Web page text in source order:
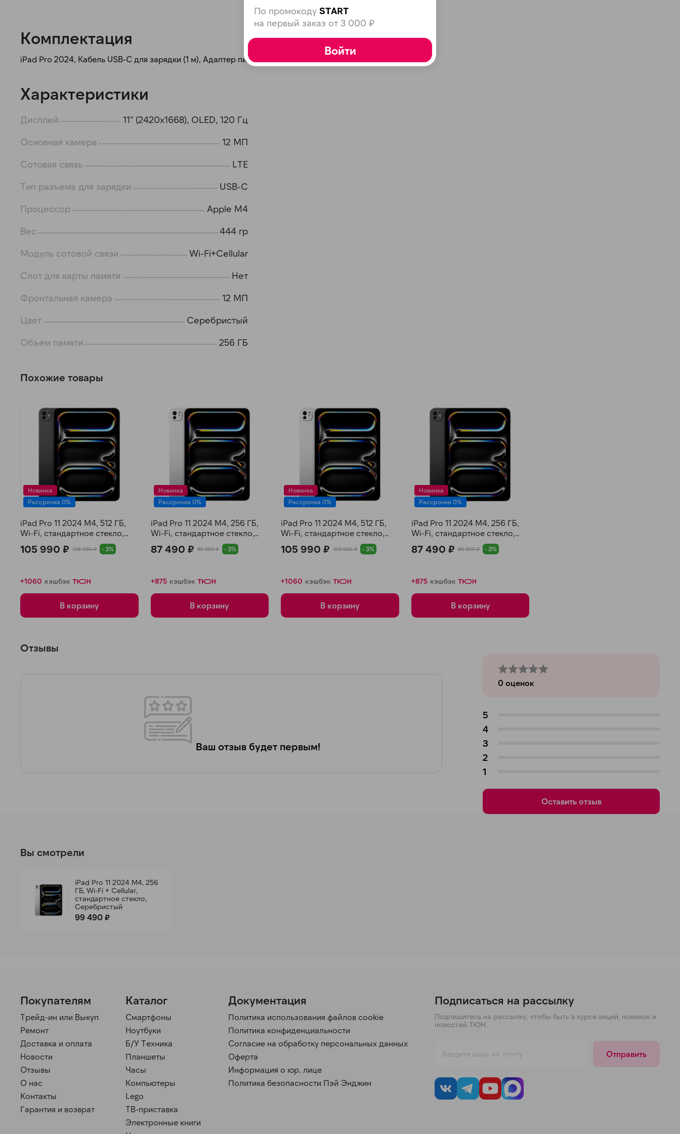
Комплектация
iPad Pro 2024, Кабель USB-C для зарядки (1 м), Адаптер питания USB-C мощностью 20 Вт
Характеристики
Дисплей
11" (2420x1668), OLED, 120 Гц
Основная камера
12 МП
Сотовая связь
LTE
Тип разъема для зарядки
USB-C
Процессор
Apple M4
Вес
444 гр
Модуль сотовой связи
Wi-Fi+Cellular
Слот для карты памяти
Нет
Фронтальная камера
12 МП
Цвет
Серебристый
Объем памяти
256 ГБ
Похожие товары
Новинка
Рассрочка 0%
iPad Pro 11 2024 M4, 512 ГБ,
Wi-Fi, стандартное стекло,
105 990 ₽ 108 990 ₽ - 3%
+1060 кэшбэк
В корзину
Новинка
Рассрочка 0%
iPad Pro 11 2024 M4, 256 ГБ,
Wi-Fi, стандартное стекло,
87 490 ₽ 89 990 ₽ - 3%
+875 кэшбэк
В корзину
Новинка
Рассрочка 0%
iPad Pro 11 2024 M4, 512 ГБ,
Wi-Fi, стандартное стекло,
105 990 ₽ 108 990 ₽ - 3%
+1060 кэшбэк
В корзину
Новинка
Рассрочка 0%
iPad Pro 11 2024 M4, 256 ГБ,
Wi-Fi, стандартное стекло,
87 490 ₽ 89 990 ₽ - 3%
+875 кэшбэк
В корзину
Отзывы
Ваш отзыв будет первым!
0 оценок
5
4
3
2
1
Оставить отзыв
Вы смотрели
iPad Pro 11 2024 M4, 256
ГБ, Wi-Fi + Cellular,
стандартное стекло,
Серебристый
99 490 ₽
Покупателям
Трейд-ин или Выкуп
Ремонт
Доставка и оплата
Новости
Отзывы
О нас
Контакты
Гарантия и возврат
Каталог
Смартфоны
Ноутбуки
Б/У Техника
Планшеты
Часы
Компьютеры
Lego
ТВ-приставка
Электронные книги
Документация
Политика использования файлов cookie
Политика конфиденциальности
Согласие на обработку персональных данных
Оферта
Информация о юр. лице
Политика безопасности Пэй Энджин
Подписаться на рассылку
Подпишитесь на рассылку, чтобы быть в курсе акций, новинок и
новостей ТЮН.
Отправить
По промокоду START
на первый заказ от 3 000 ₽
Войти